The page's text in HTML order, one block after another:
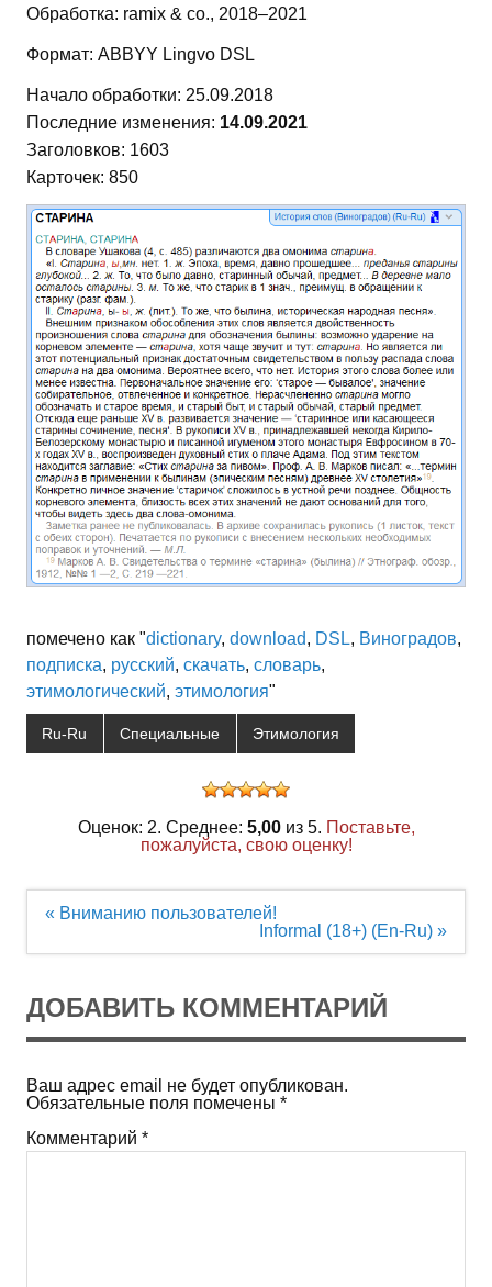
Обработка: ramix & co., 2018–2021
Формат: ABBYY Lingvo DSL
Начало обработки: 25.09.2018
Последние изменения: 14.09.2021
Заголовков: 1603
Карточек: 850
помечено как "dictionary, download, DSL, Виноградов,
подписка, русский, скачать, словарь,
этимологический, этимология"
Ru-Ru Специальные Этимология
Оценок: 2. Среднее: 5,00из 5. Поставьте,
пожалуйста, свою оценку!
Навигация
« Вниманию пользователей!
Informal (18+) (En-Ru) »
ДОБАВИТЬ КОММЕНТАРИЙ
Ваш адрес email не будет опубликован.
Обязательные поля помечены *
Комментарий *